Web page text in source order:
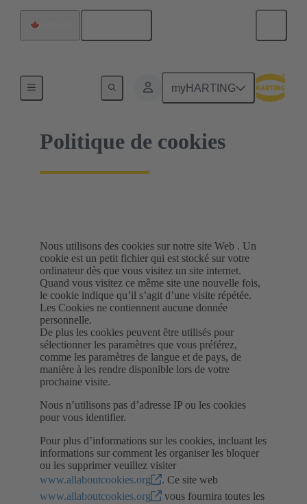
myHARTING
Politique de cookies
Nous utilisons des cookies sur notre site Web . Un
cookie est un petit fichier qui est stocké sur votre
ordinateur dès que vous visitez un site internet.
Quand vous visitez ce même site une nouvelle fois,
le cookie indique qu’il s’agit d’une visite répétée.
Les Cookies ne contiennent aucune donnée
personnelle.
De plus les cookies peuvent être utilisés pour
sélectionner les paramètres que vous préférez,
comme les paramètres de langue et de pays, de
manière à les rendre disponible lors de votre
prochaine visite.
Nous n’utilisons pas d’adresse IP ou les cookies
pour vous identifier.
Pour plus d’informations sur les cookies, incluant les
informations sur comment les organiser les bloquer
ou les supprimer veuillez visiter
www.allaboutcookies.org
. Ce site web
www.allaboutcookies.org
vous fournira toutes les